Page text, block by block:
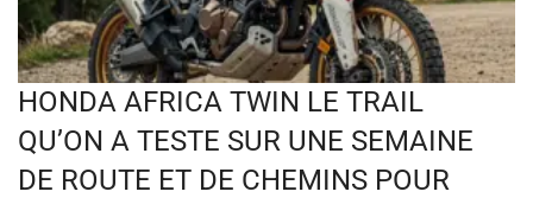
HONDA AFRICA TWIN LE TRAIL
QU’ON A TESTE SUR UNE SEMAINE
DE ROUTE ET DE CHEMINS POUR